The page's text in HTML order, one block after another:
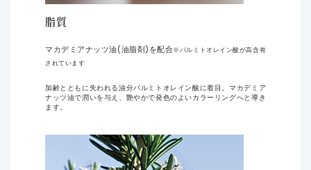
脂質
マカデミアナッツ油(油脂剤)を配合※パルミトオレイン酸が高含有
されています
加齢とともに失われる油分パルミトオレイン酸に着目。マカデミア
ナッツ油で潤いを与え、艶やかで発色のよいカラーリングへと導き
ます。